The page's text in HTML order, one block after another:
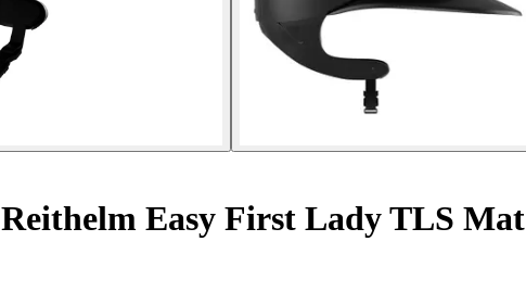
Reithelm Easy First Lady TLS Mat